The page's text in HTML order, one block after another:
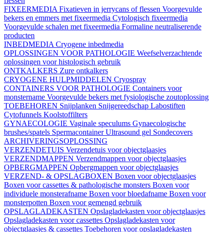
FIXEERMEDIA Fixatieven in jerrycans of flessen Voorgevulde
bekers en emmers met fixeermedia Cytologisch fixeermedia
Voorgevulde schalen met fixeermedia Formaline neutraliserende
producten
INBEDMEDIA Cryogene inbedmedia
OPLOSSINGEN VOOR PATHOLOGIE Weefselverzachtende
oplossingen voor histologisch gebruik
ONTKALKERS Zure ontkalkers
CRYOGENE HULPMIDDELEN Cryospray
CONTAINERS VOOR PATHOLOGIE Containers voor
monstername Voorgevulde bekers met fysiologische zoutoplossing
TOEBEHOREN Snijplanken Snijgereedschap Labostiften
Cytofunnels Koolstoffilters
GYNAECOLOGIE Vaginale speculums Gynaecologische
brushes/spatels SpermacontainerUltrasound gel Sondecovers
ARCHIVERINGSOPLOSSING
VERZENDETUIS Verzendetuis voor objectglaasjes
VERZENDMAPPEN Verzendmappen voor objectglaasjes
OPBERGMAPPEN Opbergmappen voor objectglaasjes
VERZEND- & OPSLAGBOXEN Boxen voor objectglaasjes
Boxen voor cassettes & pathologische monsters Boxen voor
individuele monsterafname Boxen voor bloedafname Boxen voor
monsterpotten Boxen voor gemengd gebruik
OPSLAGLADEKASTEN Opslagladekasten voor objectglaasjes
Opslagladekasten voor cassettes Opslagladekasten voor
objectglaasjes & cassettes Toebehoren voor opslagladekasten